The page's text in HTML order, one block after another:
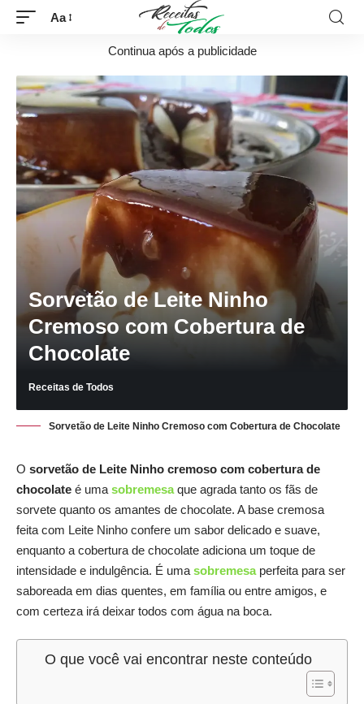
Aa
Continua após a publicidade
Sorvetão de Leite Ninho
Cremoso com Cobertura de
Chocolate
Receitas de Todos
Sorvetão de Leite Ninho Cremoso com Cobertura de Chocolate
O sorvetão de Leite Ninho cremoso com cobertura de
chocolate é uma sobremesaque agrada tanto os fãs de
sorvete quanto os amantes de chocolate. A base cremosa
feita com Leite Ninho confere um sabor delicado e suave,
enquanto a cobertura de chocolate adiciona um toque de
intensidade e indulgência. É uma sobremesa perfeita para ser
saboreada em dias quentes, em família ou entre amigos, e
com certeza irá deixar todos com água na boca.
O que você vai encontrar neste conteúdo